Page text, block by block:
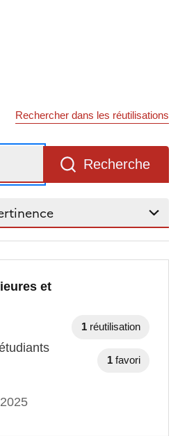
Rechercher dans les réutilisations
Recherche
et
1 réutilisation
1 favori